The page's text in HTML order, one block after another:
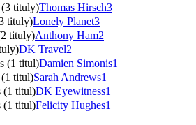
(3 tituly)Thomas Hirsch3
tituly)Lonely Planet3
tituly)Anthony Ham2
DK Travel2
(1 titul)Damien Simonis1
(1 titul)Sarah Andrews1
(1 titul)DK Eyewitness1
(1 titul)Felicity Hughes1